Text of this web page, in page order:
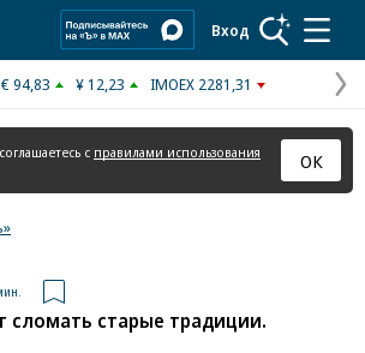
Вход
€ 94,83 ¥ 12,23 IMOEX 2281,31
с правилами использования
ОК
сломать старые традиции.